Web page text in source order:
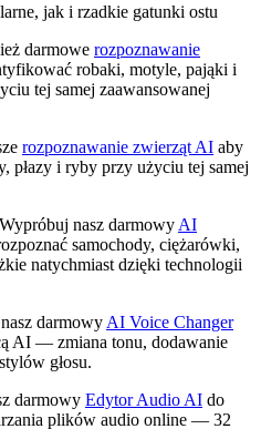
jak i rzadkie gatunki ostu
darmowe rozpoznawanie
robaki, motyle, pająki i
tej samej zaawansowanej
rozpoznawanie zwierząt AI aby
płazy i ryby przy użyciu tej samej
Wypróbuj nasz darmowy AI
samochody, ciężarówki,
natychmiast dzięki technologii
darmowy AI Voice Changer
AI — zmiana tonu, dodawanie
głosu.
darmowy Edytor Audio AI do
plików audio online — 32